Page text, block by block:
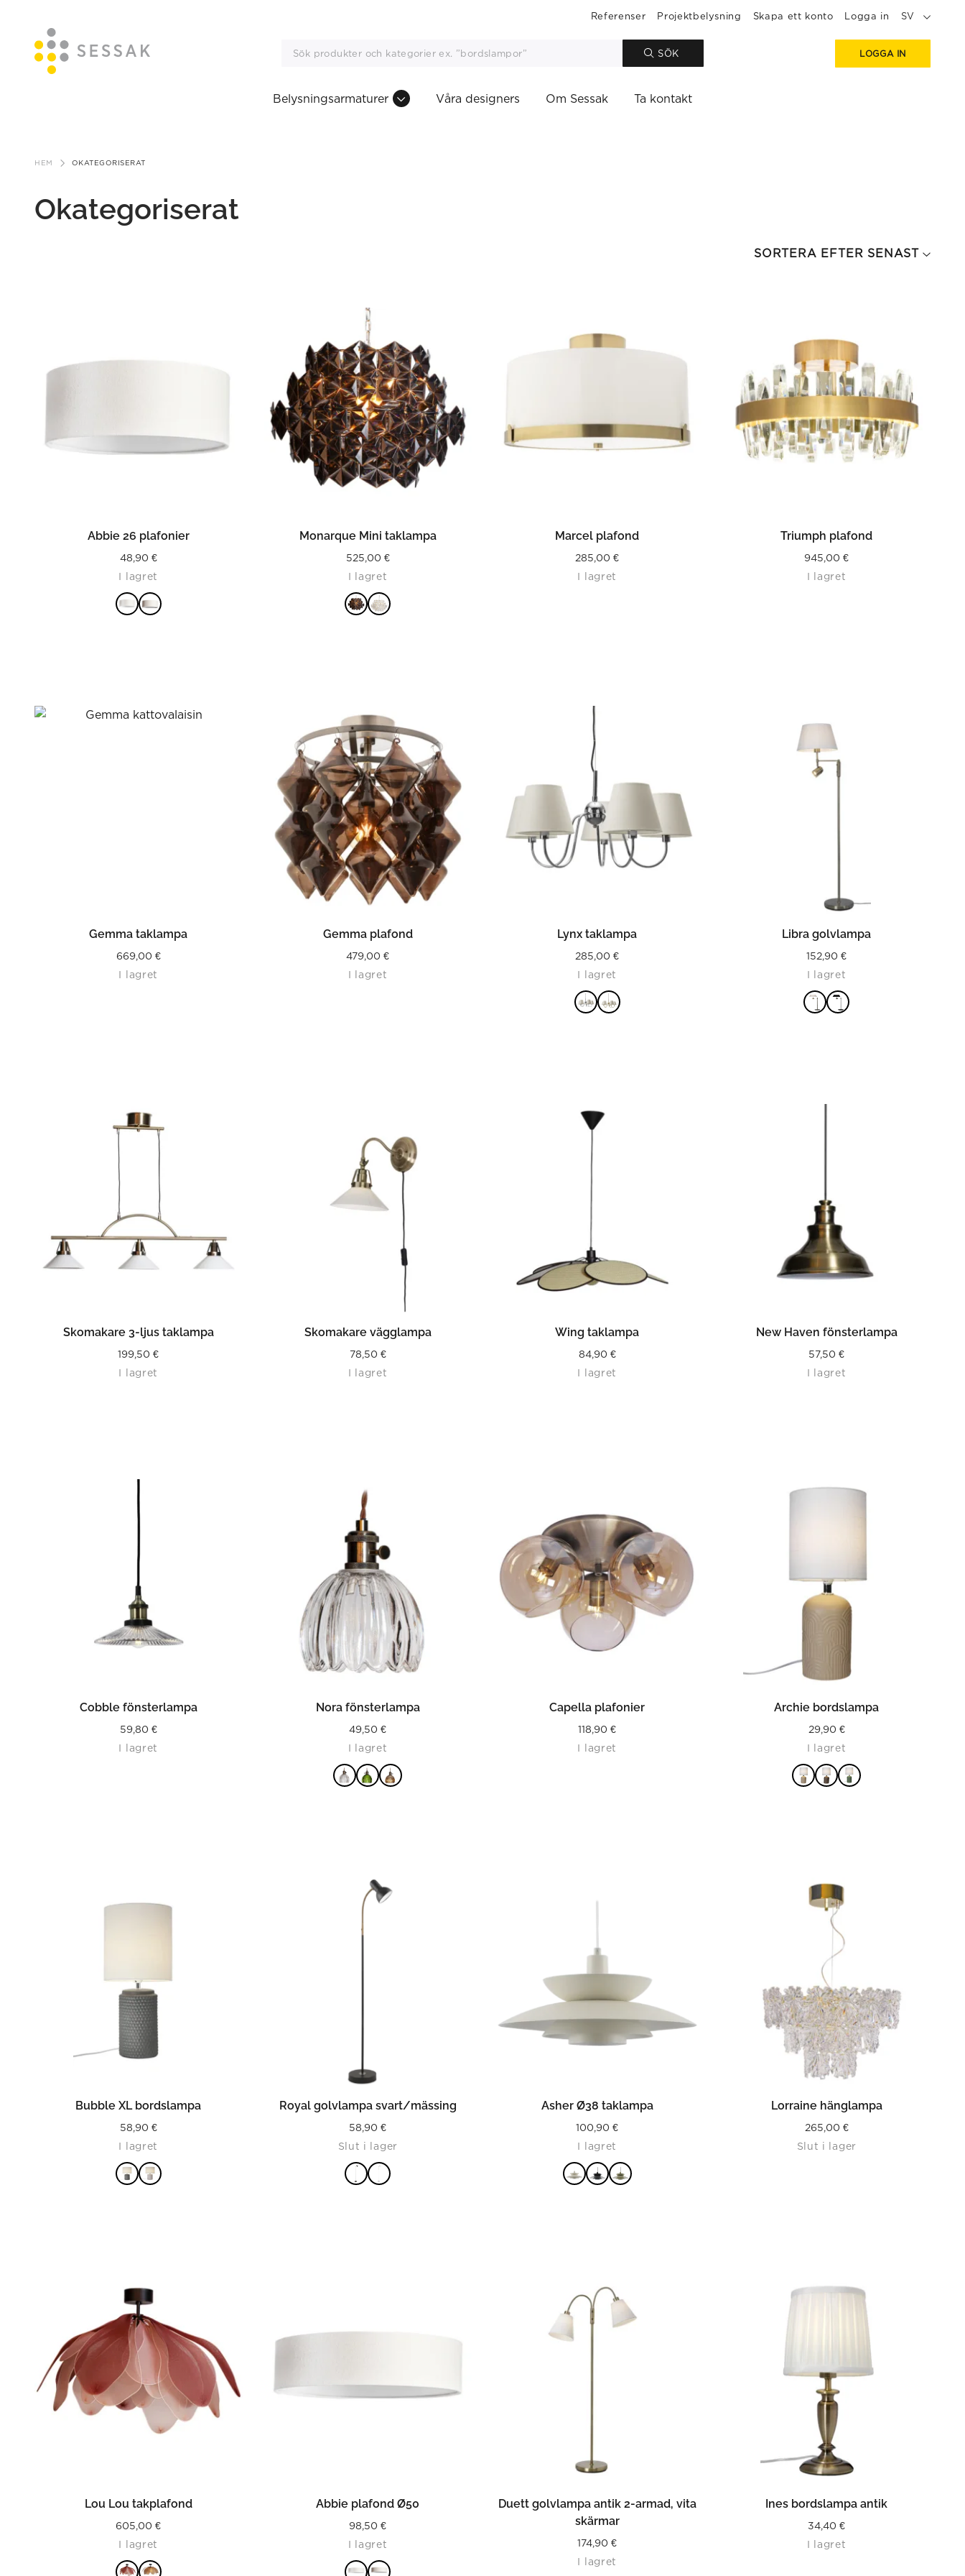
Referenser Projektbelysning Skapa ett konto Logga in SV
SÖK LOGGA IN
Belysningsarmaturer Våra designers Om Sessak Ta kontakt
HEM OKATEGORISERAT
Okategoriserat
LÄS MER
Abbie 26 plafonier
48,90 €
I lagret
LÄS MER
Monarque Mini taklampa
525,00 €
I lagret
LÄS MER
Marcel plafond
285,00€
I lagret
LÄS MER
Triumph plafond
945,00€
I lagret
LÄS MER
Gemma taklampa
669,00 €
I lagret
LÄS MER
Gemma plafond
479,00€
I lagret
LÄS MER
Lynx taklampa
285,00€
I lagret
LÄS MER
Libra golvlampa
152,90€
I lagret
LÄS MER
Skomakare 3-ljus taklampa
199,50€
I lagret
LÄS MER
Skomakare vägglampa
78,50 €
I lagret
LÄS MER
Wing taklampa
84,90 €
I lagret
LÄS MER
New Haven fönsterlampa
57,50€
I lagret
LÄS MER
Cobble fönsterlampa
59,80 €
I lagret
LÄS MER
Nora fönsterlampa
49,50€
I lagret
LÄS MER
Capella plafonier
118,90€
I lagret
LÄS MER
Archie bordslampa
29,90 €
I lagret
LÄS MER
Bubble XL bordslampa
58,90 €
I lagret
LÄS MER
Royal golvlampa svart/mässing
58,90€
Slut i lager
LÄS MER
Asher Ø38 taklampa
100,90€
I lagret
LÄS MER
Lorraine hänglampa
265,00 €
Slut i lager
LÄS MER
Lou Lou takplafond
605,00€
I lagret
LÄS MER
Abbie plafond Ø50
98,50€
I lagret
LÄS MER
Duett golvlampa antik 2-armad, vita
skärmar
174,90€
I lagret
LÄS MER
Ines bordslampa antik
34,40€
I lagret